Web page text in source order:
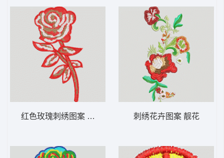
红色玫瑰刺绣图案 靓花 刺绣花卉图案 靓花